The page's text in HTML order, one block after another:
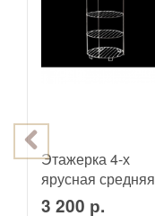
Этажерка 4-х
ярусная средняя
3 200 р.